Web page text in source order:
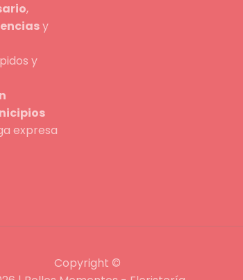
,
y
y
expresa
Copyright ©